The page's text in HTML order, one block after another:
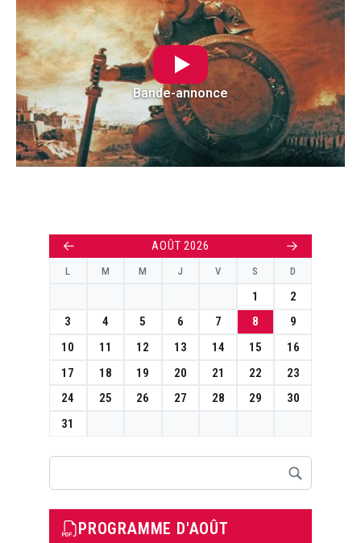
Bande-annonce
← AOÛT 2026 →
L M M J V S D
1
2
3
4 5 6 7 8
9
10
11 12 13 14 15
16
17
18 19 20 21 22
23
24
25 26 27 28 29
30
31
PROGRAMME D'AOÛT